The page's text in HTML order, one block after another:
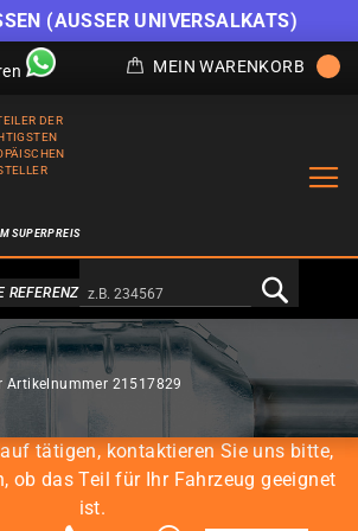
ANGEBOT
MEIN WARENKORB
DER
SUPERPREIS
Alternativa a Doofinder
REFERENZ
KATALYSATOREN
Artikelnummer 21517829
tätigen, kontaktieren Sie uns bitte,
ob das Teil für Ihr Fahrzeug geeignet
ist.